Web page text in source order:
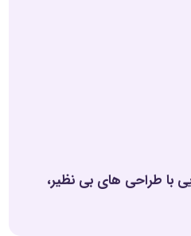
کلاس، سرعت 2 برابر، ماندگاری 3 برابر، درآمدزایی با طراحی های بی نظیر،